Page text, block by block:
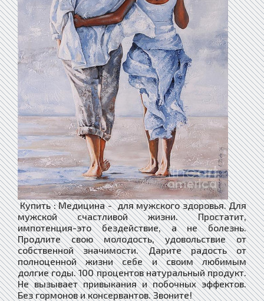
Купить : Медицина - для мужского здоровья. Для
мужской счастливой жизни. Простатит,
импотенция-это бездействие, а не болезнь.
Продлите свою молодость, удовольствие от
собственной значимости. Дарите радость от
полноценной жизни себе и своим любимым
долгие годы. 100 процентов натуральный продукт.
Не вызывает привыкания и побочных эффектов.
Без гормонов и консервантов. Звоните!